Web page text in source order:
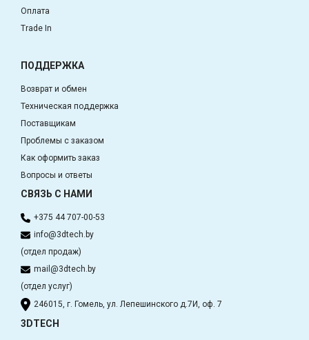
Оплата
Trade In
ПОДДЕРЖКА
Возврат и обмен
Техническая поддержка
Поставщикам
Проблемы с заказом
Как оформить заказ
Вопросы и ответы
СВЯЗЬ С НАМИ
+375 44 707-00-53
info@3dtech.by
(отдел продаж)
mail@3dtech.by
(отдел услуг)
246015, г. Гомель, ул. Лепешинского д.7И, оф. 7
3DTECH